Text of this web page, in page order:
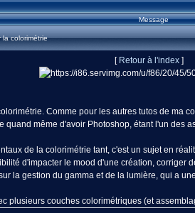
Message
colorimétrie
[ Retour à l'index]
Comme pour les autres tutos de ma
quand même d'avoir Photoshop, étant l'un des
de la colorimétrie tant, c'est un sujet en
d'impacter le mood d'une création, corriger
la gestion du gamma et de la lumière, qui a
plusieurs couches colorimétriques (et